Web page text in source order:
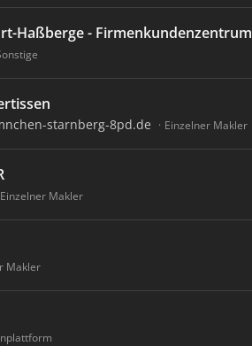
Haßberge - Firmenkundenzentrum
starnberg-8pd.de Einzelner Makler
Einzelner Makler
Makler